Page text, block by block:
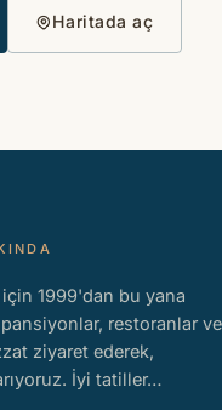
Haritada aç
için 1999'dan bu yana
pansiyonlar, restoranlar ve
ziyaret ederek,
İyi tatiller…